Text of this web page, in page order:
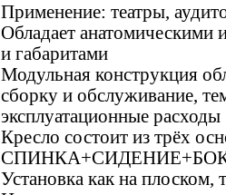
Применение: театры,
Обладает
и габаритами
Модульная конструкция
сборку и обслуживание,
эксплуатационные расходы
Кресло состоит из трёх
Установка как на плоском,